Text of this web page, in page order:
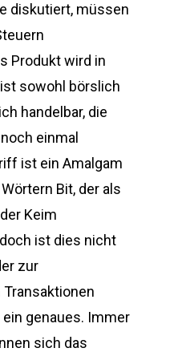
diskutiert, müssen
Produkt wird in
sowohl börslich
handelbar, die
einmal
ist ein Amalgam
Bit, der als
Keim
ist dies nicht
zur
genaues. Immer
sich das